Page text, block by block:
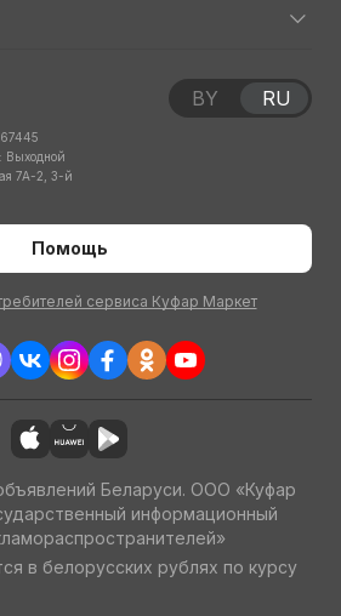
Выходной
7А-2, 3-й
Помощь
сервиса Куфар Маркет
BY RU
Беларуси. ООО «Куфар
информационный
в белорусских рублях по курсу